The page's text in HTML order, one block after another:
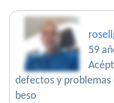
59
defectos y problemas
beso